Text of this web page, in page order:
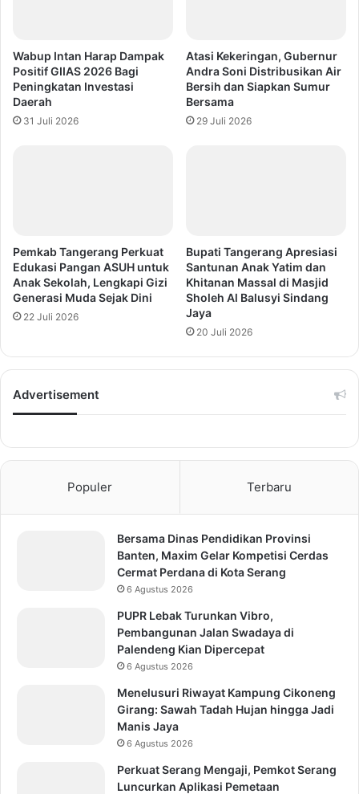
Wabup Intan Harap Dampak
Positif GIIAS 2026 Bagi
Peningkatan Investasi
Daerah
31 Juli 2026
Atasi Kekeringan, Gubernur
Andra Soni Distribusikan Air
Bersih dan Siapkan Sumur
Bersama
29 Juli 2026
Pemkab Tangerang Perkuat
Edukasi Pangan ASUH untuk
Anak Sekolah, Lengkapi Gizi
Generasi Muda Sejak Dini
22 Juli 2026
Bupati Tangerang Apresiasi
Santunan Anak Yatim dan
Khitanan Massal di Masjid
Sholeh Al Balusyi Sindang
Jaya
20 Juli 2026
Advertisement
Populer Terbaru
Bersama Dinas Pendidikan Provinsi
Banten, Maxim Gelar Kompetisi Cerdas
Cermat Perdana di Kota Serang
6 Agustus 2026
PUPR Lebak Turunkan Vibro,
Pembangunan Jalan Swadaya di
Palendeng Kian Dipercepat
6 Agustus 2026
Menelusuri Riwayat Kampung Cikoneng
Girang: Sawah Tadah Hujan hingga Jadi
Manis Jaya
6 Agustus 2026
Perkuat Serang Mengaji, Pemkot Serang
Luncurkan Aplikasi Pemetaan